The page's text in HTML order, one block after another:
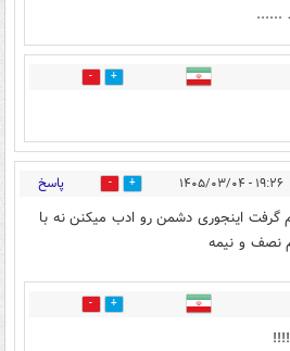
......
0
۱۹:۲۶ - ۱۴۰۵/۰۳/۰۴ 9 پاسخ
گرفت اینجوری دشمن رو ادب میکنن نه با
نصف و نیمه
5